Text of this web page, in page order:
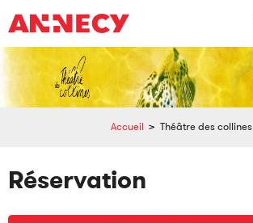
Accueil > Théâtre des collines
Réservation